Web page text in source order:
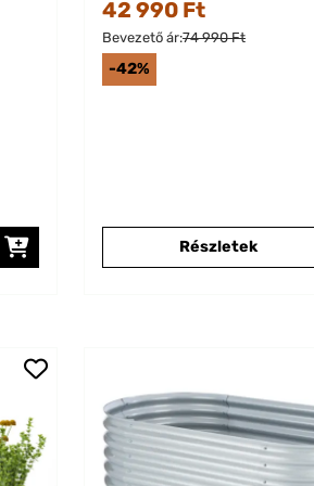
42 990 Ft
Bevezető ár:74 990 Ft
-42%
Részletek